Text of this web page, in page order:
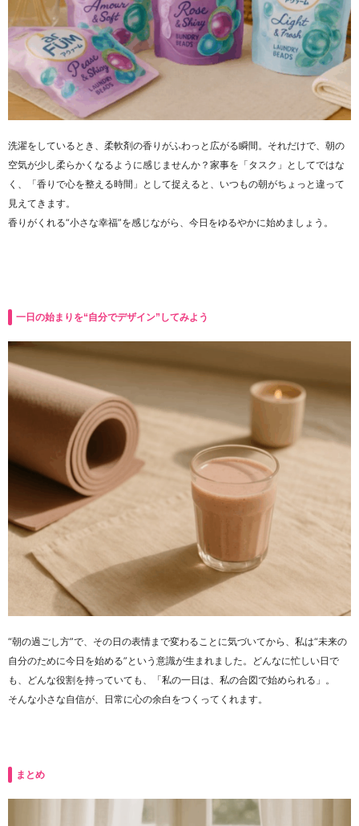
洗濯をしているとき、柔軟剤の香りがふわっと広がる瞬間。それだけで、朝の
空気が少し柔らかくなるように感じませんか？家事を「タスク」としてではな
く、「香りで心を整える時間」として捉えると、いつもの朝がちょっと違って
見えてきます。
香りがくれる“小さな幸福”を感じながら、今日をゆるやかに始めましょう。
一日の始まりを“自分でデザイン”してみよう
“朝の過ごし方”で、その日の表情まで変わることに気づいてから、私は“未来の
自分のために今日を始める”という意識が生まれました。どんなに忙しい日で
も、どんな役割を持っていても、「私の一日は、私の合図で始められる」。
そんな小さな自信が、日常に心の余白をつくってくれます。
まとめ